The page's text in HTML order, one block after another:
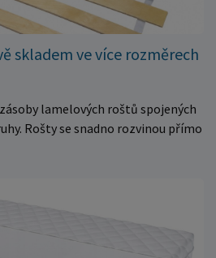
skladem ve více rozměrech
lamelových roštů spojených
Rošty se snadno rozvinou přímo
objednávky rychle expedovat.
a dopřejte své matraci kvalitní
za výhodnou cenu.